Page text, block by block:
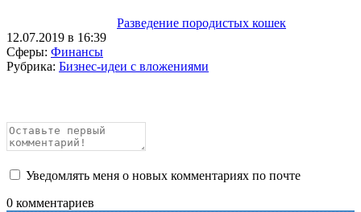
Разведение породистых кошек
12.07.2019 в 16:39
Сферы: Финансы
Рубрика: Бизнес-идеи с вложениями
Уведомлять меня о новых комментариях по почте
0 комментариев